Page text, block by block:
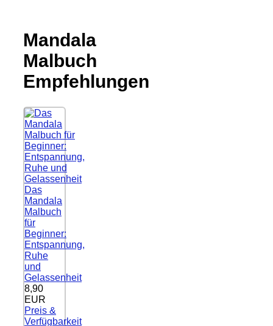
Mandala
Malbuch
Empfehlungen
Das
Mandala
Malbuch
für
Beginner:
Entspannung,
Ruhe
und
Gelassenheit
8,90
EUR
Preis &
Verfügbarkeit